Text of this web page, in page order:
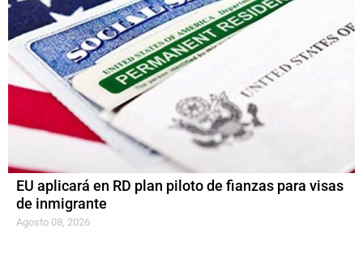
EU aplicará en RD plan piloto de fianzas para visas
de inmigrante
Agosto 08, 2026